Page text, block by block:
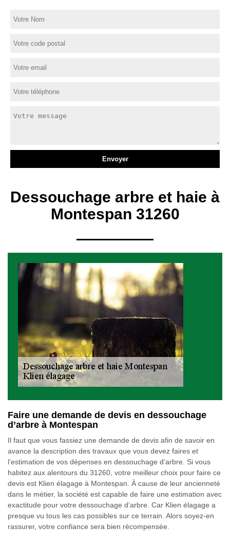
Dessouchage arbre et haie à
Montespan 31260
Faire une demande de devis en dessouchage
d’arbre à Montespan
Il faut que vous fassiez une demande de devis afin de savoir en
avance la description des travaux que vous devez faires et
l’estimation de vos dépenses en dessouchage d’arbre. Si vous
habitez aux alentours du 31260, votre meilleur choix pour faire ce
devis est Klien élagage à Montespan. À cause de leur ancienneté
dans le métier, la société est capable de faire une estimation avec
exactitude pour votre dessouchage d’arbre. Car Klien élagage a
presque vu tous les cas possibles sur ce terrain. Alors soyez-en
rassurer, votre confiance sera bien récompensée.